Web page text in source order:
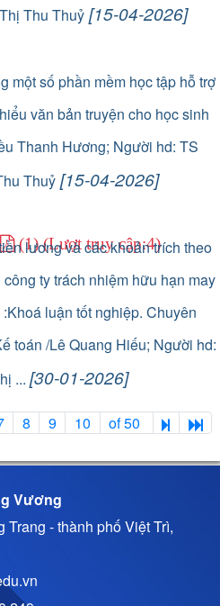
Thu Thuỷ [15-04-2026]
(1) (Lượt truy cập:3)
một số phần mềm học tập hỗ trợ
văn bản truyện cho học sinh
Thanh Hương; Người hd: TS
Thuỷ [15-04-2026]
(1) (Lượt truy cập:4)
lương và các khoản trích theo
ty trách nhiệm hữu hạn may
luận tốt nghiệp. Chuyên
toán /Lê Quang Hiếu; Người hd:
... [30-01-2026]
(1) (Lượt truy cập:20)
8 9 10 of 50
Vương
Trang - thành phố Việt Trì,